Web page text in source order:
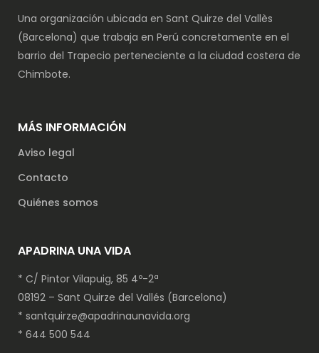
Una organización ubicada en Sant Quirze del Vallès
(Barcelona) que trabaja en Perú concretamente en el
barrio del Trapecio perteneciente a la ciudad costera de
Chimbote.
MÁS INFORMACIÓN
Aviso legal
Contacto
Quiénes somos
APADRINA UNA VIDA
* C/ Pintor Vilapuig, 85 4º-2ª
08192 – Sant Quirze del Vallés (Barcelona)
* santquirze@apadrinaunavida.org
* 644 500 544